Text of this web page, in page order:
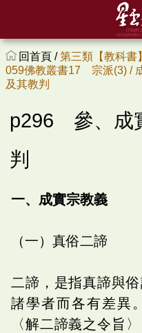
回首頁 /第三類【教科書
059佛教叢書17 宗派(3) /
及其教判
p296 參、成
判
一、成實宗教義
（一）真俗二諦
二諦，是指真諦與
諸學者而各有差異
〈解二諦義之令旨